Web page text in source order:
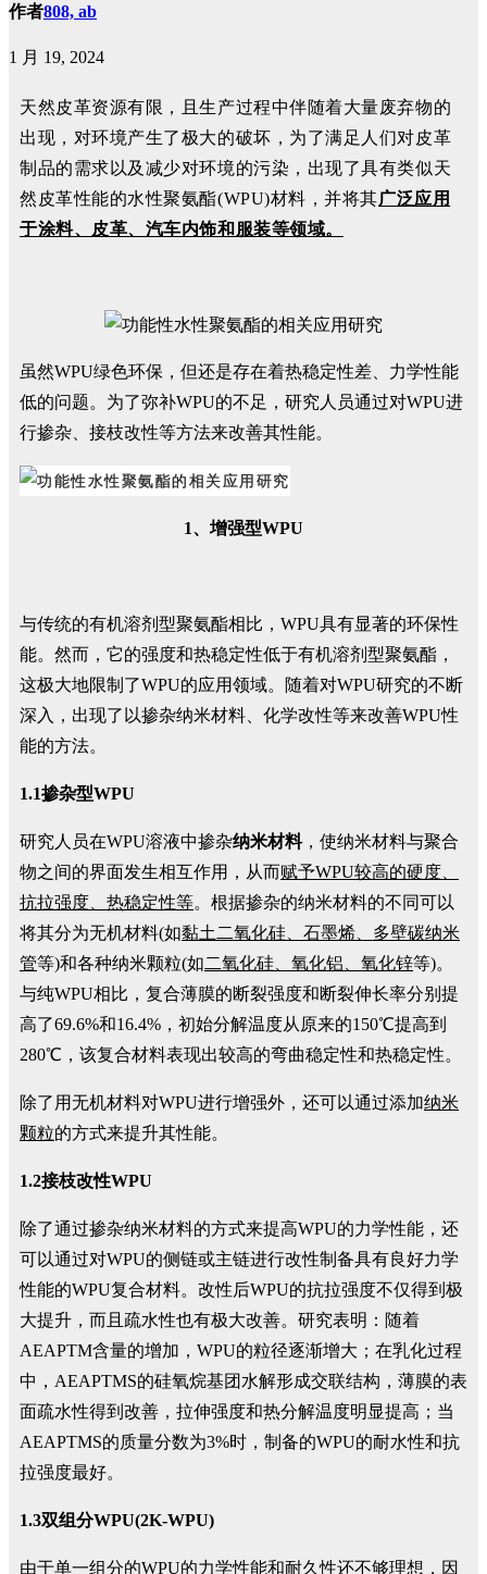
作者808, ab
1 月 19, 2024
天然皮革资源有限，且生产过程中伴随着大量废弃物的
出现，对环境产生了极大的破坏，为了满足人们对皮革
制品的需求以及减少对环境的污染，出现了具有类似天
然皮革性能的水性聚氨酯(WPU)材料，并将其广泛应用
于涂料、皮革、汽车内饰和服装等领域。
虽然WPU绿色环保，但还是存在着热稳定性差、力学性能
低的问题。为了弥补WPU的不足，研究人员通过对WPU进
行掺杂、接枝改性等方法来改善其性能。
1、增强型WPU
与传统的有机溶剂型聚氨酯相比，WPU具有显著的环保性
能。然而，它的强度和热稳定性低于有机溶剂型聚氨酯，
这极大地限制了WPU的应用领域。随着对WPU研究的不断
深入，出现了以掺杂纳米材料、化学改性等来改善WPU性
能的方法。
1.1掺杂型WPU
研究人员在WPU溶液中掺杂纳米材料，使纳米材料与聚合
物之间的界面发生相互作用，从而赋予WPU较高的硬度、
抗拉强度、热稳定性等。根据掺杂的纳米材料的不同可以
将其分为无机材料(如黏土二氧化硅、石墨烯、多壁碳纳米
管等)和各种纳米颗粒(如二氧化硅、氧化铝、氧化锌等)。
与纯WPU相比，复合薄膜的断裂强度和断裂伸长率分别提
高了69.6%和16.4%，初始分解温度从原来的150℃提高到
280℃，该复合材料表现出较高的弯曲稳定性和热稳定性。
除了用无机材料对WPU进行增强外，还可以通过添加纳米
颗粒的方式来提升其性能。
1.2接枝改性WPU
除了通过掺杂纳米材料的方式来提高WPU的力学性能，还
可以通过对WPU的侧链或主链进行改性制备具有良好力学
性能的WPU复合材料。改性后WPU的抗拉强度不仅得到极
大提升，而且疏水性也有极大改善。研究表明：随着
AEAPTM含量的增加，WPU的粒径逐渐增大；在乳化过程
中，AEAPTMS的硅氧烷基团水解形成交联结构，薄膜的表
面疏水性得到改善，拉伸强度和热分解温度明显提高；当
AEAPTMS的质量分数为3%时，制备的WPU的耐水性和抗
拉强度最好。
1.3双组分WPU(2K-WPU)
由于单一组分的WPU的力学性能和耐久性还不够理想，因